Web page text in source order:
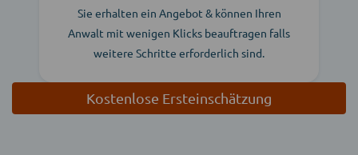
Sie erhalten ein Angebot & können Ihren
Anwalt mit wenigen Klicks beauftragen falls
weitere Schritte erforderlich sind.
Kostenlose Ersteinschätzung